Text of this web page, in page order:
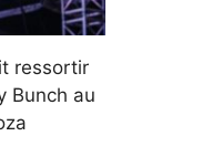
ressortir
Bunch au